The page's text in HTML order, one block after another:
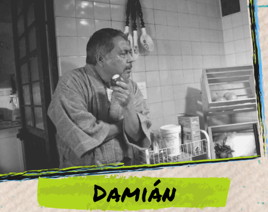
Damián